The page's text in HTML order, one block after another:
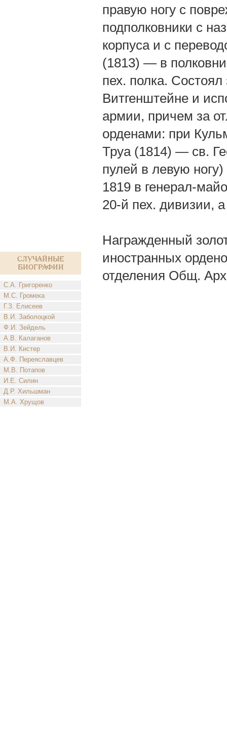
Случайные
биографии
С.А. Григоренко
М.С. Громека
Г.З. Елисеев
В.И. Заболоцкой
Ф.И. Зейдель
А.В. Калаганов
В.И. Кистер
А.Ф. Переяславцев
М.В. Потапов
И.Е. Силин
Д.Р. Хильшман
М.А. Хрущов
правую ногу с
подполковники с
корпуса и с
(1813) — в
пех. полка.
Витгенштейне и
армии, причем за
орденами: при
Труа (1814) — св.
пулей в левую
1819 в генерал-
20-й пех. дивизии,
Награжденный
иностранных
отделения Общ.